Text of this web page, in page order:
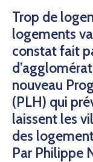
Trop de
logements
constat fait
nouveau
(PLH) qui
laissent les
des
Par Philippe